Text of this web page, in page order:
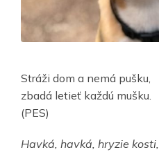
Stráži dom a nemá pušku,
zbadá letieť každú mušku.
(PES)
Havká, havká, hryzie kosti,